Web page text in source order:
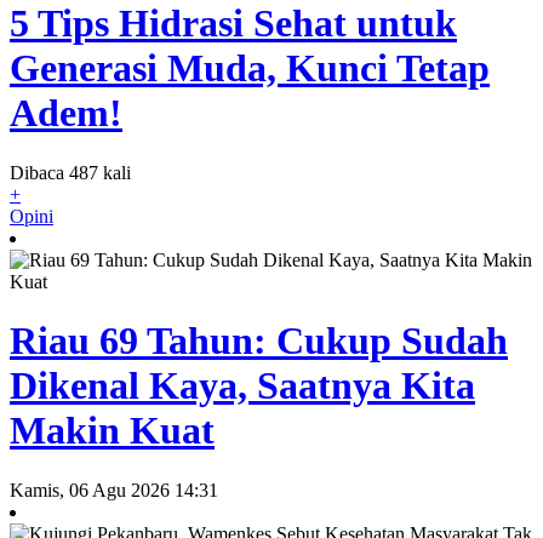
5 Tips Hidrasi Sehat untuk
Generasi Muda, Kunci Tetap
Adem!
Dibaca 487 kali
+
Opini
Riau 69 Tahun: Cukup Sudah
Dikenal Kaya, Saatnya Kita
Makin Kuat
Kamis, 06 Agu 2026 14:31